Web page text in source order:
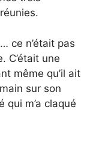
ce n’était pas
C’était une
même qu’il ait
sur son
m’a claqué